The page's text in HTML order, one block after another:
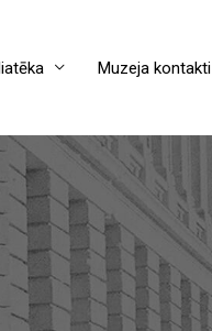
Muzeja kontakti